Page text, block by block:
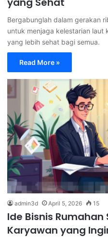
Bergabunglah dalam gerakan
untuk menjaga kelestarian
yang lebih sehat bagi semua.
Read More »
admin3d April 5, 2026 15
Ide Bisnis
Karyawan yang